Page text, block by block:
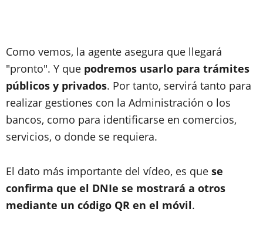
Como vemos, la agente asegura que llegará
"pronto". Y que podremos usarlo para trámites
públicos y privados. Por tanto, servirá tanto para
realizar gestiones con la Administración o los
bancos, como para identificarse en comercios,
servicios, o donde se requiera.
El dato más importante del vídeo, es que se
confirma que el DNIe se mostrará a otros
mediante un código QR en el móvil.